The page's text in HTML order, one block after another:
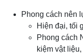
Phong cách nên
Hiện đại, tối
Phong cách
kiệm vật